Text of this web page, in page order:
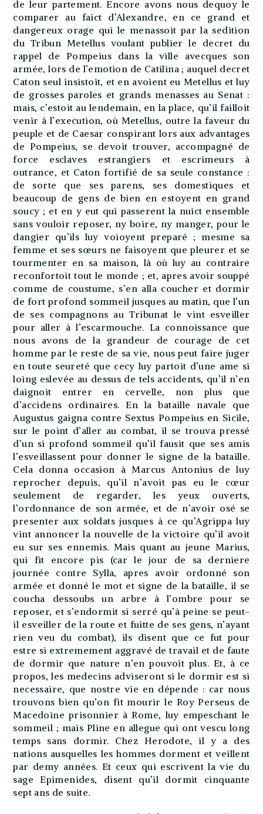
de leur partement. Encore avons nous dequoy le
comparer au faict d’Alexandre, en ce grand et
dangereux orage qui le menassoit par la sedition
du Tribun Metellus voulant publier le decret du
rappel de Pompeius dans la ville avecques son
armée, lors de l’emotion de Catilina ; auquel decret
Caton seul insistoit, et en avoient eu Metellus et luy
de grosses paroles et grands menasses au Senat :
mais, c’estoit au lendemain, en la place, qu’il failloit
venir à l’execution, où Metellus, outre la faveur du
peuple et de Caesar conspirant lors aux advantages
de Pompeius, se devoit trouver, accompagné de
force esclaves estrangiers et escrimeurs à
outrance, et Caton fortifié de sa seule constance :
de sorte que ses parens, ses domestiques et
beaucoup de gens de bien en estoyent en grand
soucy ; et en y eut qui passerent la nuict ensemble
sans vouloir reposer, ny boire, ny manger, pour le
dangier qu’ils luy voioyent preparé ; mesme sa
femme et ses sœurs ne faisoyent que pleurer et se
tourmenter en sa maison, là où luy au contraire
reconfortoit tout le monde ; et, apres avoir souppé
comme de coustume, s’en alla coucher et dormir
de fort profond sommeil jusques au matin, que l’un
de ses compagnons au Tribunat le vint esveiller
pour aller à l’escarmouche. La connoissance que
nous avons de la grandeur de courage de cet
homme par le reste de sa vie, nous peut faire juger
en toute seureté que cecy luy partoit d’une ame si
loing eslevée au dessus de tels accidents, qu’il n’en
daignoit entrer en cervelle, non plus que
d’accidens ordinaires. En la bataille navale que
Augustus gaigna contre Sextus Pompeius en Sicile,
sur le point d’aller au combat, il se trouva pressé
d’un si profond sommeil qu’il fausit que ses amis
l’esveillassent pour donner le signe de la bataille.
Cela donna occasion à Marcus Antonius de luy
reprocher depuis, qu’il n’avoit pas eu le cœur
seulement de regarder, les yeux ouverts,
l’ordonnance de son armée, et de n’avoir osé se
presenter aux soldats jusques à ce qu’Agrippa luy
vint annoncer la nouvelle de la victoire qu’il avoit
eu sur ses ennemis. Mais quant au jeune Marius,
qui fit encore pis (car le jour de sa derniere
journée contre Sylla, apres avoir ordonné son
armée et donné le mot et signe de la bataille, il se
coucha dessoubs un arbre à l’ombre pour se
reposer, et s’endormit si serré qu’à peine se peut-
il esveiller de la route et fuitte de ses gens, n’ayant
rien veu du combat), ils disent que ce fut pour
estre si extremement aggravé de travail et de faute
de dormir que nature n’en pouvoit plus. Et, à ce
propos, les medecins adviseront si le dormir est si
necessaire, que nostre vie en dépende : car nous
trouvons bien qu’on fit mourir le Roy Perseus de
Macedoine prisonnier à Rome, luy empeschant le
sommeil ; mais Pline en allegue qui ont vescu long
temps sans dormir. Chez Herodote, il y a des
nations ausquelles les hommes dorment et veillent
par demy années. Et ceux qui escrivent la vie du
sage Epimenides, disent qu’il dormit cinquante
sept ans de suite.